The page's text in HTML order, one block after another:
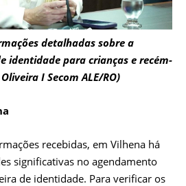
detalhadas sobre a
identidade para crianças e recém-
I Secom ALE/RO)
recebidas, em Vilhena há
significativas no agendamento
de identidade. Para verificar os